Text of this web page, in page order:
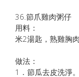
36.節爪雞肉粥仔
用料：
米2湯匙，熟雞胸
做法：
1．節瓜去皮洗淨。